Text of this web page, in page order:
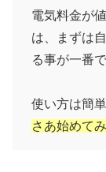
電気料金が
は、まずは
る事が一番で
使い方は簡単
さあ始めて